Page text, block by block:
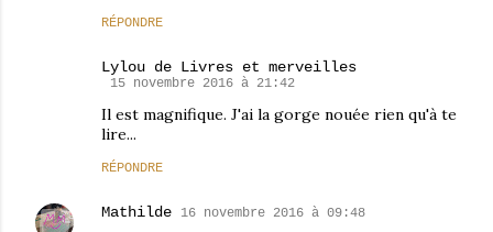
RÉPONDRE
Lylou de Livres et merveilles
15 novembre 2016 à 21:42
Il est magnifique. J'ai la gorge nouée rien qu'à te
lire...
RÉPONDRE
Mathilde 16 novembre 2016 à 09:48